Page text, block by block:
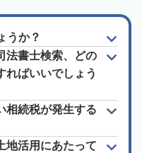
うか？
法書士検索、どの
ればいいでしょう
相続税が発生する
地活用にあたって